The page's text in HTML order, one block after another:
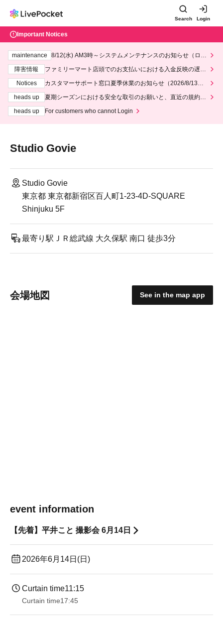
Search Login
Important Notices
maintenance
8/12(水) AM3時～システムメンテナンスのお知らせ（ロー
障害情報
ファミリーマート店頭でのお支払いにおける入金反映の遅延
Notices
カスタマーサポート窓口夏季休業のお知らせ（2026/8/13～2
heads up
夏期シーズンにおける安全な取引のお願いと、直近の規約違
heads up
For customers who cannot Login
Studio Govie
Studio Govie
東京都 東京都新宿区百人町1-23-4 ​ D-SQUARE
Shinjuku 5F
最寄り駅ＪＲ総武線 大久保駅 南口 徒歩3分
会場地図 See in the map app
event information
【先着】平井こと 撮影会 6月14日
2026年6月14日(日)
Curtain time11:15
Curtain time17:45